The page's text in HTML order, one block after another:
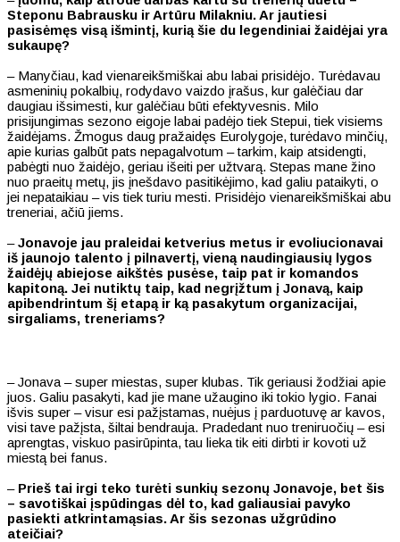
Steponu Babrausku ir Artūru Milakniu. Ar jautiesi
pasisėmęs visą išmintį, kurią šie du legendiniai žaidėjai yra
sukaupę?
– Manyčiau, kad vienareikšmiškai abu labai prisidėjo. Turėdavau
asmeninių pokalbių, rodydavo vaizdo įrašus, kur galėčiau dar
daugiau išsimesti, kur galėčiau būti efektyvesnis. Milo
prisijungimas sezono eigoje labai padėjo tiek Stepui, tiek visiems
žaidėjams. Žmogus daug pražaidęs Eurolygoje, turėdavo minčių,
apie kurias galbūt pats nepagalvotum – tarkim, kaip atsidengti,
pabėgti nuo žaidėjo, geriau išeiti per užtvarą. Stepas mane žino
nuo praeitų metų, jis įnešdavo pasitikėjimo, kad galiu pataikyti, o
jei nepataikiau – vis tiek turiu mesti. Prisidėjo vienareikšmiškai abu
treneriai, ačiū jiems.
–Jonavoje jau praleidai ketverius metus ir evoliucionavai
iš jaunojo talento į pilnavertį, vieną naudingiausių lygos
žaidėjų abiejose aikštės pusėse, taip pat ir komandos
kapitoną. Jei nutiktų taip, kad negrįžtum į Jonavą, kaip
apibendrintum šį etapą ir ką pasakytum organizacijai,
sirgaliams, treneriams?
– Jonava – super miestas, super klubas. Tik geriausi žodžiai apie
juos. Galiu pasakyti, kad jie mane užaugino iki tokio lygio. Fanai
išvis super – visur esi pažįstamas, nuėjus į parduotuvę ar kavos,
visi tave pažįsta, šiltai bendrauja. Pradedant nuo treniruočių – esi
aprengtas, viskuo pasirūpinta, tau lieka tik eiti dirbti ir kovoti už
miestą bei fanus.
– Prieš tai irgi teko turėti sunkių sezonų Jonavoje, bet šis
– savotiškai įspūdingas dėl to, kad galiausiai pavyko
pasiekti atkrintamąsias. Ar šis sezonas užgrūdino
ateičiai?